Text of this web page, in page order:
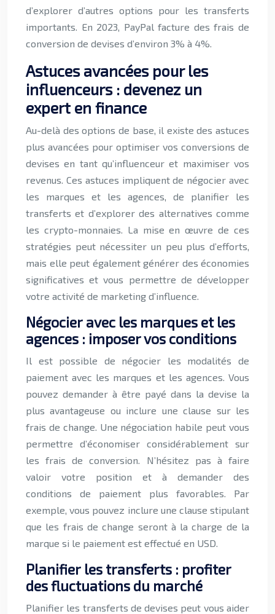
d’explorer d’autres options pour les transferts
importants. En 2023, PayPal facture des frais de
conversion de devises d’environ 3% à 4%.
Astuces avancées pour les
influenceurs : devenez un
expert en finance
Au-delà des options de base, il existe des astuces
plus avancées pour optimiser vos conversions de
devises en tant qu’influenceur et maximiser vos
revenus. Ces astuces impliquent de négocier avec
les marques et les agences, de planifier les
transferts et d’explorer des alternatives comme
les crypto-monnaies. La mise en œuvre de ces
stratégies peut nécessiter un peu plus d’efforts,
mais elle peut également générer des économies
significatives et vous permettre de développer
votre activité de marketing d’influence.
Négocier avec les marques et les
agences : imposer vos conditions
Il est possible de négocier les modalités de
paiement avec les marques et les agences. Vous
pouvez demander à être payé dans la devise la
plus avantageuse ou inclure une clause sur les
frais de change. Une négociation habile peut vous
permettre d’économiser considérablement sur
les frais de conversion. N’hésitez pas à faire
valoir votre position et à demander des
conditions de paiement plus favorables. Par
exemple, vous pouvez inclure une clause stipulant
que les frais de change seront à la charge de la
marque si le paiement est effectué en USD.
Planifier les transferts : profiter
des fluctuations du marché
Planifier les transferts de devises peut vous aider